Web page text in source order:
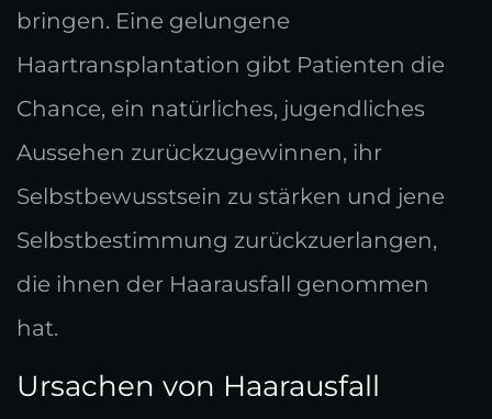
bringen. Eine gelungene
Haartransplantation gibt Patienten die
Chance, ein natürliches, jugendliches
Aussehen zurückzugewinnen, ihr
Selbstbewusstsein zu stärken und jene
Selbstbestimmung zurückzuerlangen,
die ihnen der Haarausfall genommen
hat.
Ursachen von Haarausfall